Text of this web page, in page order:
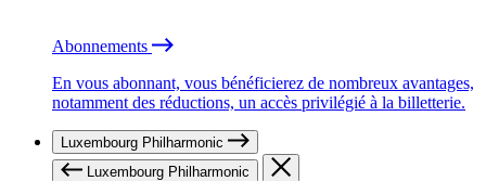
Abonnements
En vous abonnant, vous bénéficierez de nombreux avantages,
notamment des réductions, un accès privilégié à la billetterie.
Luxembourg Philharmonic
Luxembourg Philharmonic